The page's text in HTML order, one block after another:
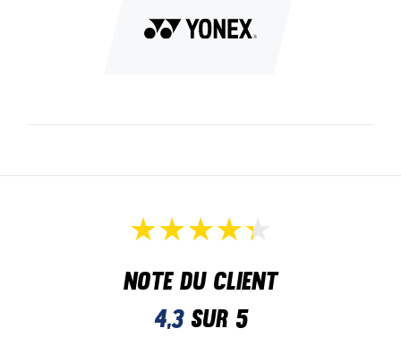
Note du client
4,3sur 5